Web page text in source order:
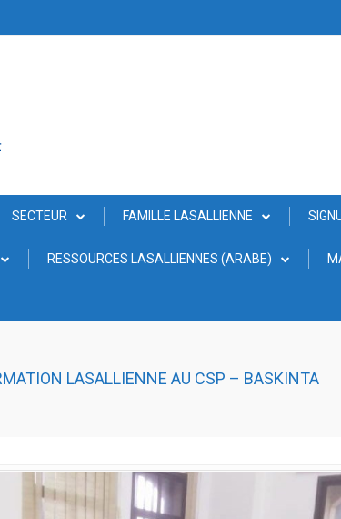
SECTEUR FAMILLE LASALLIENNE
RESSOURCES LASALLIENNES (ARABE)
LASALLIENNE AU CSP – BASKINTA